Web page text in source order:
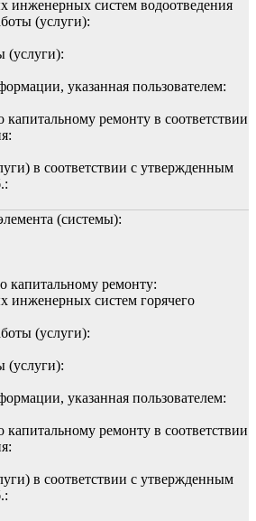
инженерных систем водоотведения
(услуги):
(услуги):
указанная пользователем:
ремонту в соответствии
в соответствии с утвержденным
(системы):
капитальному ремонту:
инженерных систем горячего
(услуги):
(услуги):
указанная пользователем:
ремонту в соответствии
в соответствии с утвержденным